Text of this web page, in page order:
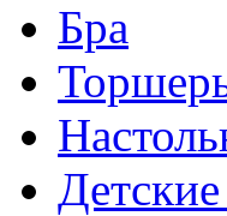
Бра